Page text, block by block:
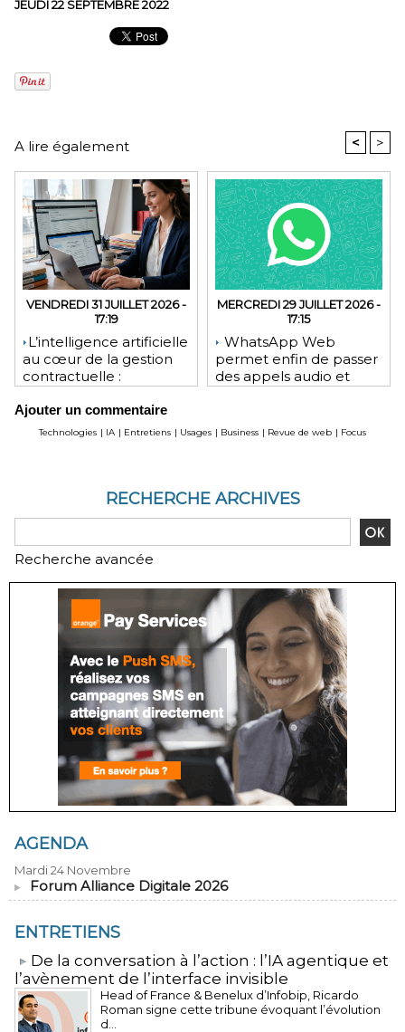
JEUDI 22 SEPTEMBRE 2022
A lire également < >
VENDREDI 31 JUILLET 2026 -
17:19
​L’intelligence artificielle
au cœur de la gestion
contractuelle :
pour les juristes ?
MERCREDI 29 JUILLET 2026 -
17:15
WhatsApp Web
permet enfin de passer
des appels audio et
Ajouter un commentaire
Technologies | IA | Entretiens | Usages | Business | Revue de web | Focus
RECHERCHE ARCHIVES
Recherche avancée
AGENDA
Mardi 24 Novembre
Forum Alliance Digitale 2026
ENTRETIENS
​De la conversation à l’action : l’IA agentique et
l’avènement de l’interface invisible
Head of France & Benelux d’Infobip, Ricardo
Roman signe cette tribune évoquant l’évolution
d...